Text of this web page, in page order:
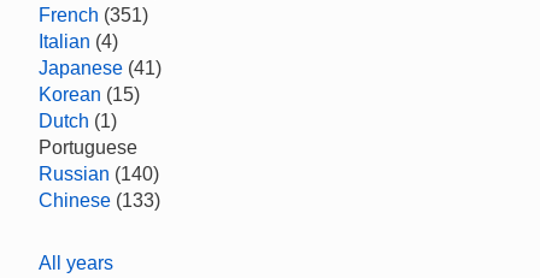
French (351)
Italian (4)
Japanese (41)
Korean (15)
Dutch (1)
Portuguese
Russian (140)
Chinese (133)
All years